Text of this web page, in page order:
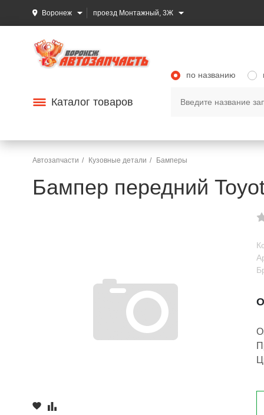
Воронеж проезд Монтажный, 3Ж
Каталог товаров
по названию
Автозапчасти Кузовные детали Бамперы
Бампер передний